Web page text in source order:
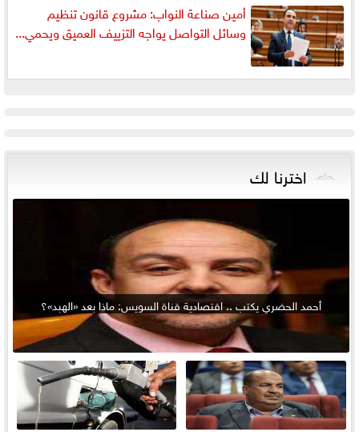
أمين صناعة النواب: مشروع قانون تنظيم
وسائل التواصل يواجه التزييف العميق ويحمي...
اخترنا لك
أحمد الحضري يكتب .. اقتصادية قناة السويس: ماذا بعد «الهبد»؟